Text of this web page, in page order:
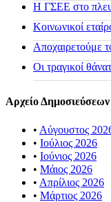
H ΓΣΕΕ στο
Κοινωνικοί
Αποχαιρετούμε
Οι τραγικοί
Αρχείο Δημοσιεύσεων
• Αύγουστος
• Ιούλιος 2026
• Ιούνιος 2026
• Μάιος 2026
• Απρίλιος 2026
• Μάρτιος 2026